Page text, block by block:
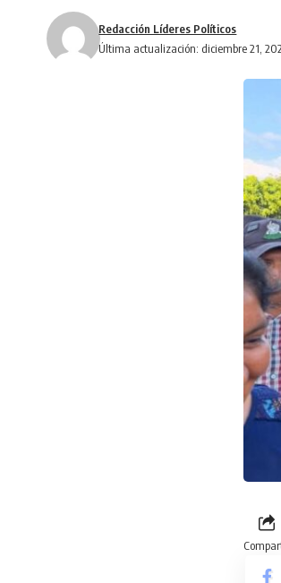
Última actualización: diciembre 21,
Redacción Líderes Políticos